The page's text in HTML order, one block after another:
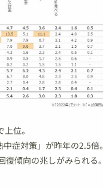
位。
症対策」が昨年の2.5倍。
傾向の兆しがみられる。